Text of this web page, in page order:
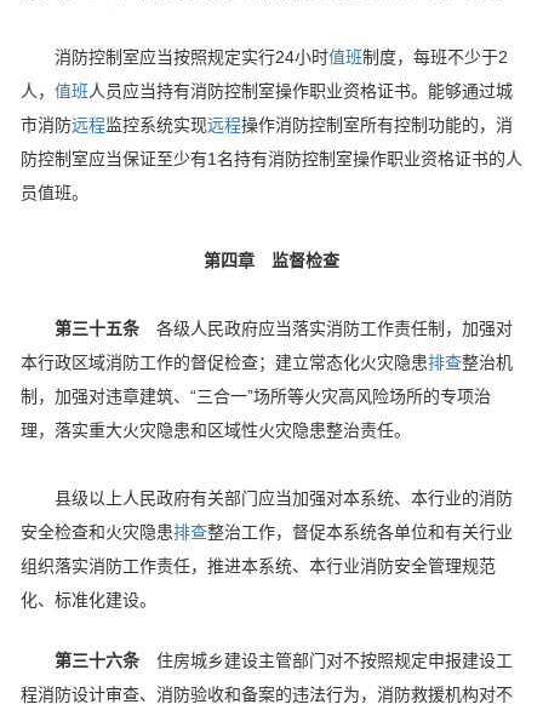
消防控制室应当按照规定实行24小时值班制度，每班不少于2
人， 值班人员应当持有消防控制室操作职业资格证书。能够通过城
市消防远程监控系统实现远程操作消防控制室所有控制功能的，消
防控制室应当保证至少有1名持有消防控制室操作职业资格证书的人
员值班。
第四章 监督检查
第三十五条 各级人民政府应当落实消防工作责任制，加强对
本行政区域消防工作的督促检查；建立常态化火灾隐患排查整治机
制，加强对违章建筑、“三合一”场所等火灾高风险场所的专项治
理，落实重大火灾隐患和区域性火灾隐患整治责任。
县级以上人民政府有关部门应当加强对本系统、本行业的消防
安全检查和火灾隐患排查整治工作，督促本系统各单位和有关行业
组织落实消防工作责任，推进本系统、本行业消防安全管理规范
化、标准化建设。
第三十六条 住房城乡建设主管部门对不按照规定申报建设工
程消防设计审查、消防验收和备案的违法行为，消防救援机构对不